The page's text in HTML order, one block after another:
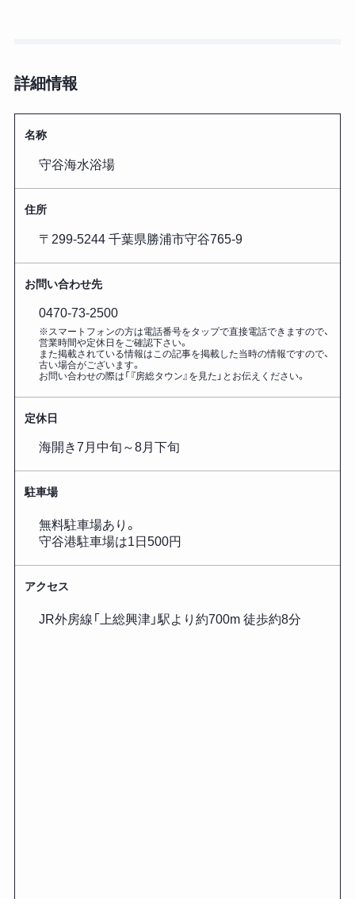
詳細情報
名称
守谷海水浴場
住所
〒299-5244 千葉県勝浦市守谷765-9
お問い合わせ先
0470-73-2500
※スマートフォンの方は電話番号をタップで直接電話できますので、
営業時間や定休日をご確認下さい。
また掲載されている情報はこの記事を掲載した当時の情報ですので、
古い場合がございます。
お問い合わせの際は「『房総タウン』を見た」とお伝えください。
定休日
海開き7月中旬～8月下旬
駐車場
無料駐車場あり。
守谷港駐車場は1日500円
アクセス
JR外房線「上総興津」駅より約700m 徒歩約8分